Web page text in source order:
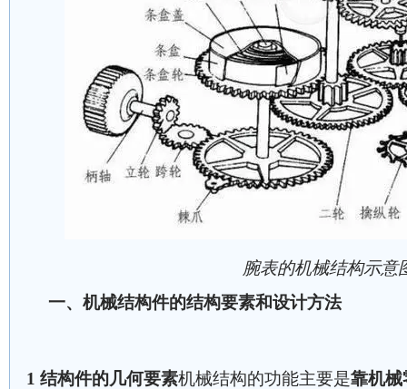
腕表的机械结构示意
一、机械结构件的结构要素和设计方法
1 结构件的几何要素机械结构的功能主要是靠机械